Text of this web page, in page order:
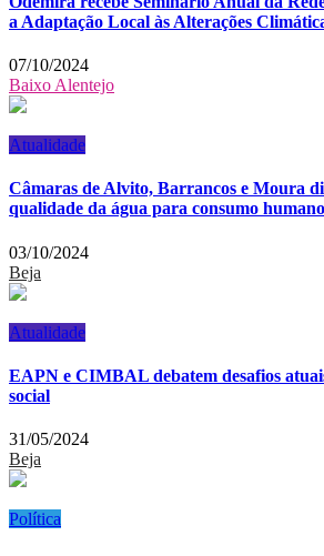
a Adaptação Local às Alterações
07/10/2024
Baixo Alentejo
Atualidade
Câmaras de Alvito, Barrancos e Moura
qualidade da água para consumo humano
03/10/2024
Beja
Atualidade
EAPN e CIMBAL debatem desafios
social
31/05/2024
Beja
Política